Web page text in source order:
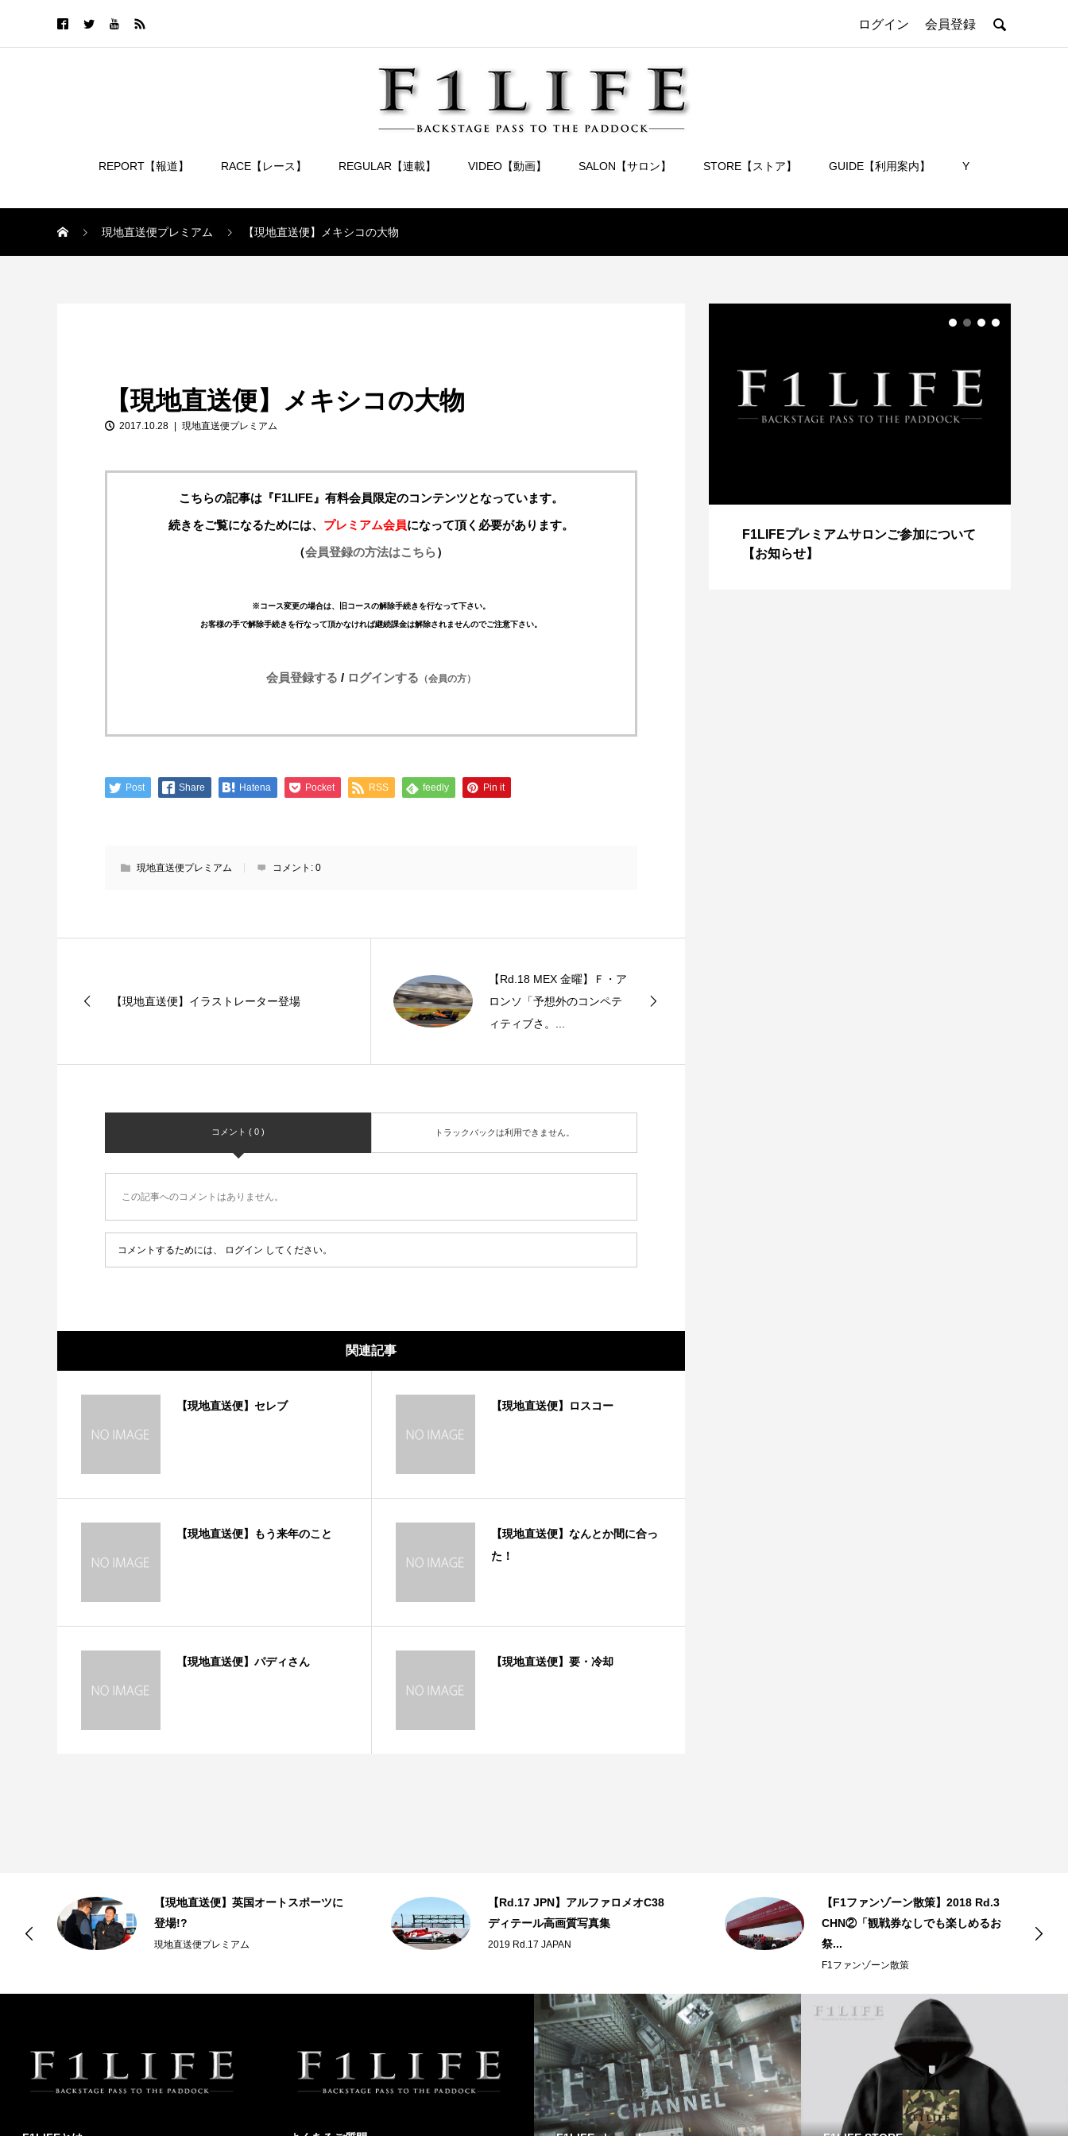
ログイン 会員登録 
REPORT【報道】 RACE【レース】 REGULAR【連載】 VIDEO【動画】 SALON【サロン】 STORE【ストア】 GUIDE【利用案内】 Y
現地直送便プレミアム 【現地直送便】メキシコの大物
【現地直送便】メキシコの大物
2017.10.28 現地直送便プレミアム
こちらの記事は『F1LIFE』有料会員限定のコンテンツとなっています。
続きをご覧になるためには、 プレミアム会員になって頂く必要があります。
（会員登録の方法はこちら）
※コース変更の場合は、旧コースの解除手続きを行なって下さい。
お客様の手で解除手続きを行なって頂かなければ継続課金は解除されませんのでご注意下さい。
会員登録する / ログインする （会員の方）
Post Share Hatena Pocket RSS feedly Pin it
現地直送便プレミアム コメント: 0
【現地直送便】イラストレーター登場
【Rd.18 MEX 金曜】Ｆ・ア
ロンソ「予想外のコンペテ
ィティブさ。...
コメント ( 0 ) トラックバックは利用できません。
この記事へのコメントはありません。
コメントするためには、 ログイン してください。
関連記事
【現地直送便】セレブ 【現地直送便】ロスコー
【現地直送便】もう来年のこと
【現地直送便】なんとか間に合っ
た！
【現地直送便】パディさん 【現地直送便】要・冷却
【特別企画】2026年ホンダの現在地
①「アストンマーティンとの交渉4...
【特別記事】レーシングブルズ、
F1LIFEプレミアムサロンご参加について
【お知らせ】
【現地直送便】英国オートスポーツに
登場!?
現地直送便プレミアム
【Rd.17 JPN】アルファロメオC38
ディテール高画質写真集
2019 Rd.17 JAPAN
【F1ファンゾーン散策】2018 Rd.3
CHN②「観戦券なしでも楽しめるお
祭...
F1ファンゾーン散策